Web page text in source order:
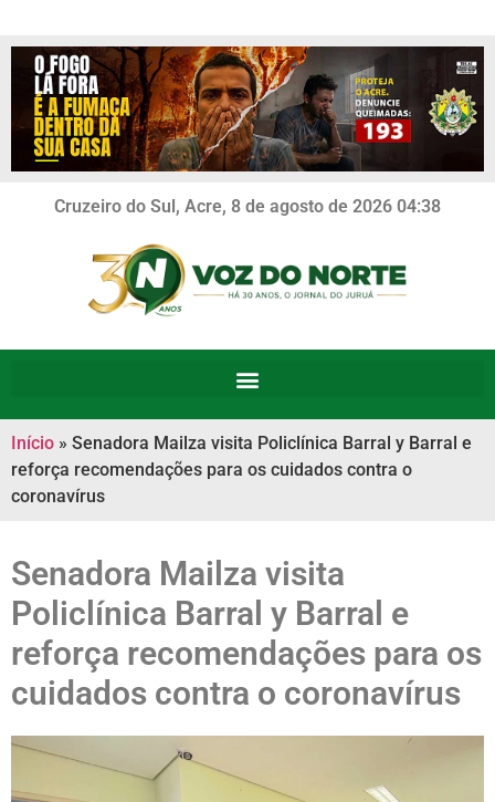
Cruzeiro do Sul, Acre, 8 de agosto de 2026 04:38
Início » Senadora Mailza visita Policlínica Barral y Barral e
reforça recomendações para os cuidados contra o
coronavírus
Senadora Mailza visita
Policlínica Barral y Barral e
reforça recomendações para os
cuidados contra o coronavírus